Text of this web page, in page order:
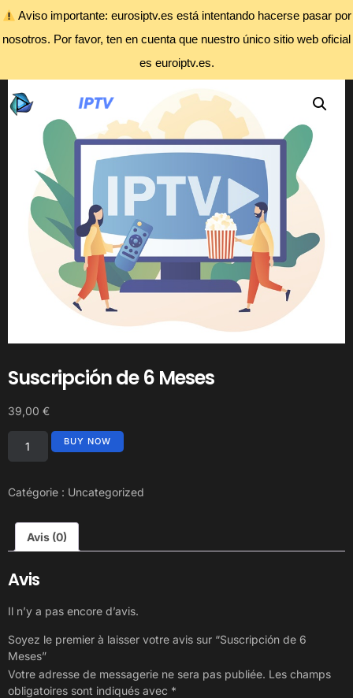
Aviso importante: eurosiptv.es está intentando hacerse pasar por
nosotros. Por favor, ten en cuenta que nuestro único sitio web oficial
es euroiptv.es.
/ Suscripción de 6 Meses
Suscripción de 6 Meses
39,00 €
BUY NOW
Catégorie : Uncategorized
Avis (0)
Avis
Il n’y a pas encore d’avis.
Soyez le premier à laisser votre avis sur “Suscripción de 6
Meses”
Votre adresse de messagerie ne sera pas publiée. Les champs
obligatoires sont indiqués avec *